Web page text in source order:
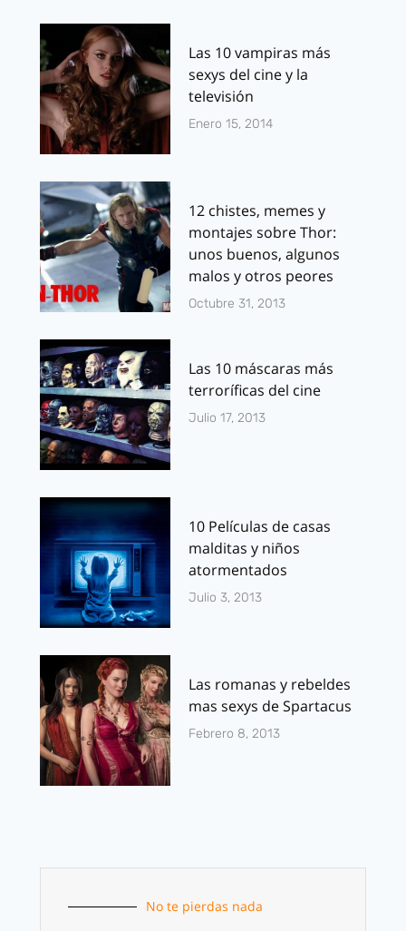
Las 10 vampiras más
sexys del cine y la
televisión
Enero 15, 2014
12 chistes, memes y
montajes sobre Thor:
unos buenos, algunos
malos y otros peores
Octubre 31, 2013
Las 10 máscaras más
terroríficas del cine
Julio 17, 2013
10 Películas de casas
malditas y niños
atormentados
Julio 3, 2013
Las romanas y rebeldes
mas sexys de Spartacus
Febrero 8, 2013
No te pierdas nada